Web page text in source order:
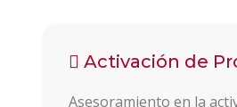
Activación de
Asesoramiento en la